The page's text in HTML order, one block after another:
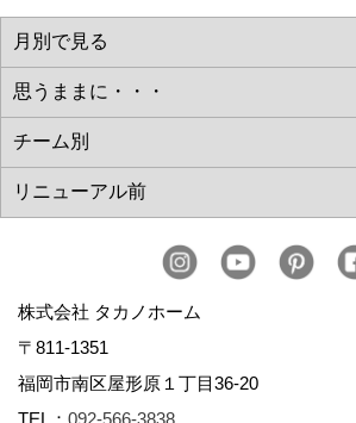
株式会社 タカノホーム
〒811-1351
福岡市南区屋形原１丁目36-20
TEL： 092-566-3838